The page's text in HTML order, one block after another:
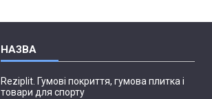
Reziplit. Гумові покриття, гумова плитка і
товари для спорту